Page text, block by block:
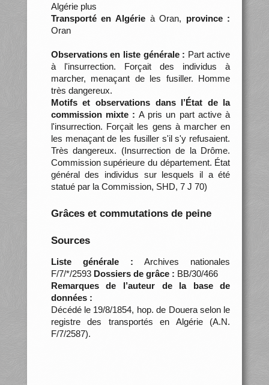
Algérie plus
Transporté en Algérieà Oran, province :
Oran
Observations en liste générale : Part active
à l'insurrection. Forçait des individus à
marcher, menaçant de les fusiller. Homme
très dangereux.
Motifs et observations dans l’État de la
commission mixte : A pris un part active à
l'insurrection. Forçait les gens à marcher en
les menaçant de les fusiller s'il s'y refusaient.
Très dangereux. (Insurrection de la Drôme.
Commission supérieure du département. État
général des individus sur lesquels il a été
statué par la Commission, SHD, 7 J 70)
Grâces et commutations de peine
Sources
Liste générale : Archives nationales
F/7/*/2593 Dossiers de grâce : BB/30/466
Remarques de l’auteur de la base de
données :
Décédé le 19/8/1854, hop. de Douera selon le
registre des transportés en Algérie (A.N.
F/7/2587).